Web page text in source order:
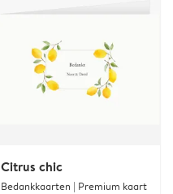
Citrus chic
Bedankkaarten | Premium kaart